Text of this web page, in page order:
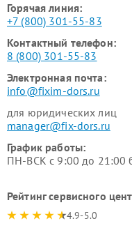
Горячая линия:
+7 (800) 301-55-83
Контактный телефон:
8 (800) 301-55-83
Электронная почта:
info@fixim-dors.ru
для юридических лиц
manager@fix-dors.ru
График работы:
ПН-ВСК с 9:00 до 21:00
Рейтинг сервисного
4.9-5.0